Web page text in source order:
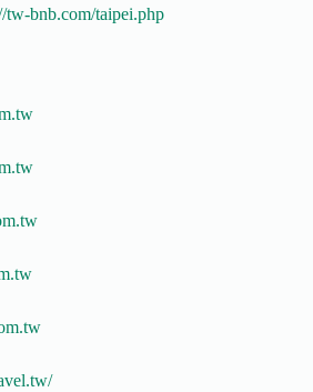
tw-bnb.com/taipei.php